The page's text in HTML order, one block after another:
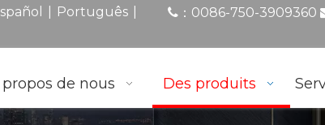
Português ： 0086-750-3909360
de nous Des produits